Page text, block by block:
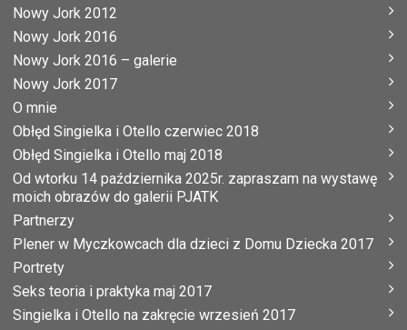
Nowy Jork 2012
Nowy Jork 2016
Nowy Jork 2016 – galerie
Nowy Jork 2017
O mnie
Obłęd Singielka i Otello czerwiec 2018
Obłęd Singielka i Otello maj 2018
Od wtorku 14 października 2025r. zapraszam na wystawę
moich obrazów do galerii PJATK
Partnerzy
Plener w Myczkowcach dla dzieci z Domu Dziecka 2017
Portrety
Seks teoria i praktyka maj 2017
Singielka i Otello na zakręcie wrzesień 2017